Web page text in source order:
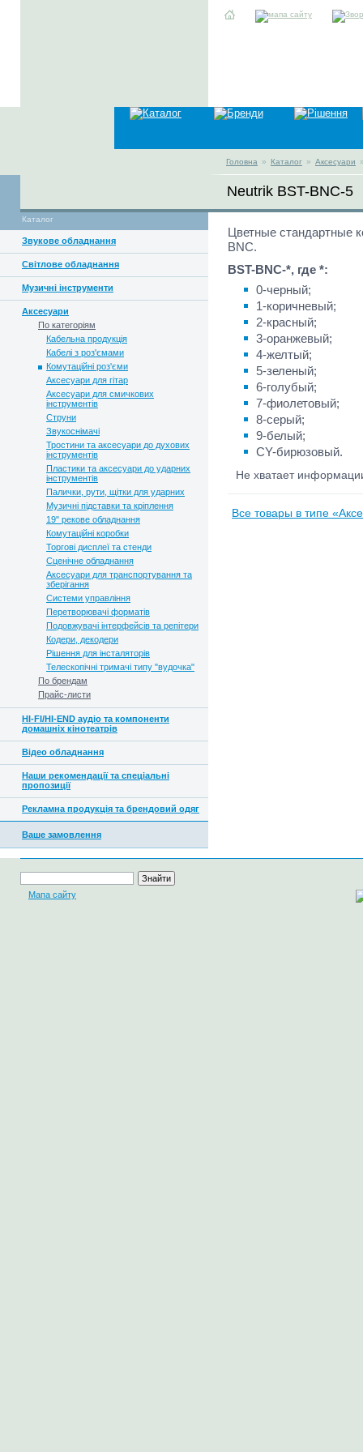
Головна » Каталог » Аксесуари
Neutrik BST-BNC-5
Каталог
Звукове обладнання
Світлове обладнання
Музичні інструменти
Аксесуари
По категоріям
Кабельна продукція
Кабелі з роз'ємами
Комутаційні роз'єми
Аксесуари для гітар
Аксесуари для смичкових
інструментів
Струни
Звукоснімачі
Тростини та аксесуари до духових
інструментів
Пластики та аксесуари до ударних
інструментів
Палички, рути, щітки для ударних
Музичні підставки та кріплення
19" рекове обладнання
Комутаційні коробки
Торгові дисплеї та стенди
Сценічне обладнання
Аксесуари для транспортування та
зберігання
Системи управління
Перетворювачі форматів
Подовжувачі інтерфейсів та репітери
Кодери, декодери
Рішення для інсталяторів
Телескопічні тримачі типу "вудочка"
По брендам
Прайс-листи
HI-FI/HI-END аудіо та компоненти
домашніх кінотеатрів
Відео обладнання
Наши рекомендації та спеціальні
пропозиції
Рекламна продукція та брендовий одяг
Ваше замовлення
Цветные стандартные
BNC.
BST-BNC-*, где *:
0-черный;
1-коричневый;
2-красный;
3-оранжевый;
4-желтый;
5-зеленый;
6-голубый;
7-фиолетовый;
8-серый;
9-белый;
CY-бирюзовый.
Не хватает
Все товары в типе
Мапа сайту